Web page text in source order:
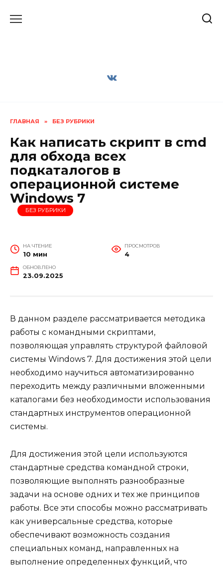
ГЛАВНАЯ » БЕЗ РУБРИКИ
Как написать скрипт в cmd
для обхода всех
подкаталогов в
операционной системе
Windows 7
БЕЗ РУБРИКИ
НА ЧТЕНИЕ
10 мин
ПРОСМОТРОВ
4
ОБНОВЛЕНО
23.09.2025
В данном разделе рассматривается методика
работы с командными скриптами,
позволяющая управлять структурой файловой
системы Windows 7. Для достижения этой цели
необходимо научиться автоматизированно
переходить между различными вложенными
каталогами без необходимости использования
стандартных инструментов операционной
системы.
Для достижения этой цели используются
стандартные средства командной строки,
позволяющие выполнять разнообразные
задачи на основе одних и тех же принципов
работы. Все эти способы можно рассматривать
как универсальные средства, которые
обеспечивают возможность создания
специальных команд, направленных на
выполнение определенных функций, что